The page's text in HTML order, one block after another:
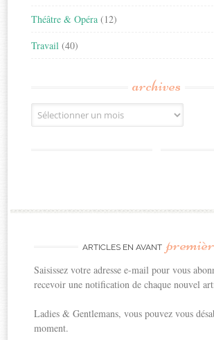
Théâtre & Opéra (12)
Travail (40)
archives
Archives
ARTICLES EN AVANT
Saisissez votre adresse e-mail pour vous
recevoir une notification de chaque nouvel
Ladies & Gentlemans, vous pouvez vous
moment.